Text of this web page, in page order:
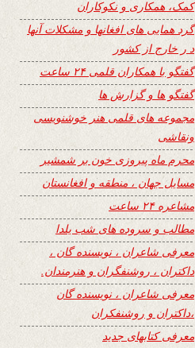
کمک، همکاری و نکوکاران
گرد همایی های افغانها و مشکلات آنها
د ر خارج از کشور
گفتگو با همکاران قلمی ۲۴ ساعت
گفتگو ها و گزارش ها
مجموعه های قلمی هنر خوشنویسی
ونقاشی
محرم ماه پیروزی خون بر شمشیر
مسایل جهان ، منطقه و افغانستان
مشاعره ۲۴ ساعت
مطالب و سروده های شب یلدا
معرفی شاعران ، نویسنده گان ،
داکتران ، روشنفگران و هنرمندان.
معرفی شاعران ، نویسنده گان
،داکتران و روشنفکران
معرفی کتابهای جدید